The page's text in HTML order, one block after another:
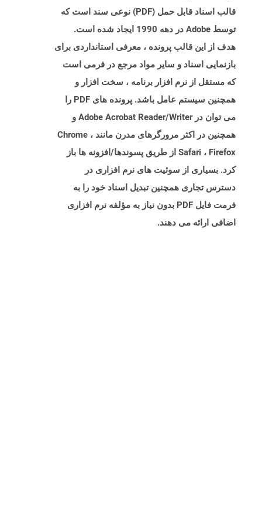
قالب اسناد قابل حمل (PDF) نوعی سند است که
توسط Adobe در دهه 1990 ایجاد شده است.
هدف از این قالب پرونده ، معرفی استانداردی برای
بازنمایی اسناد و سایر مواد مرجع در فرمی است
که مستقل از نرم افزار برنامه ، سخت افزار و
همچنین سیستم عامل باشد. پرونده های PDF را
می توان در Adobe Acrobat Reader/Writer و
همچنین در اکثر مرورگرهای مدرن مانند Chrome ،
Safari ، Firefox از طریق پسوندها/افزونه ها باز
کرد. بسیاری از سوئیت های نرم افزاری در
دسترس تجاری همچنین تبدیل اسناد خود را به
فرمت فایل PDF بدون نیاز به مؤلفه نرم افزاری
اضافی ارائه می دهند.